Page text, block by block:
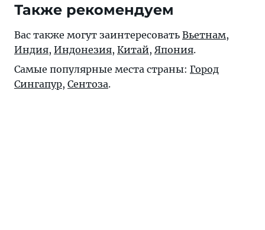
Также рекомендуем
Вас также могут заинтересовать Вьетнам,
Индия, Индонезия, Китай, Япония.
Самые популярные места страны: Город
Сингапур, Сентоза.